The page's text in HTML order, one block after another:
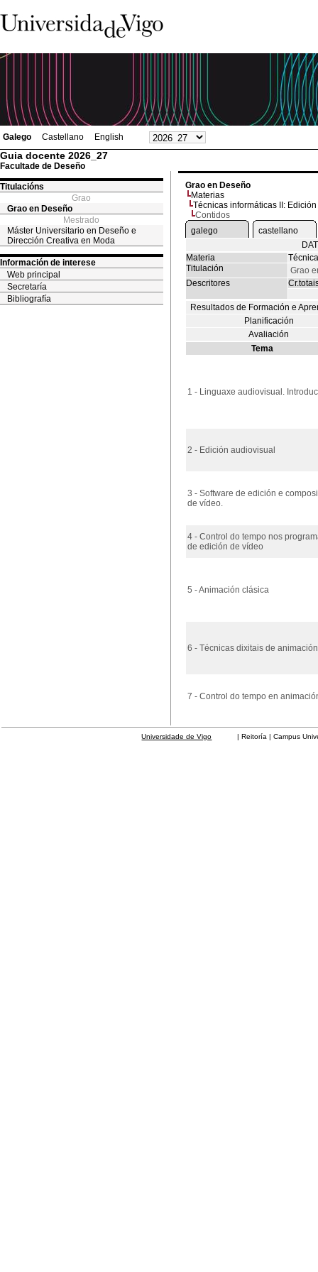
Galego Castellano English
Guia docente 2026_27
Facultade de Deseño
Titulacións
Grao
Grao en Deseño
Mestrado
Máster Universitario en Deseño e
Dirección Creativa en Moda
Información de interese
Web principal
Secretaría
Bibliografía
Grao en Deseño
Materias
Técnicas informáticas II:
Contidos
galego
castellano
Materia
Titulación
Grao
Descritores
Resultados de Formación e
Planificación
Avaliación
Tema
1 - Linguaxe audiovisual.
2 - Edición audiovisual
3 - Software de edición e
de vídeo.
4 - Control do tempo nos
de edición de vídeo
5 - Animación clásica
6 - Técnicas dixitais de animación
7 - Control do tempo en
Universidade de Vigo | Reitoría | Campus